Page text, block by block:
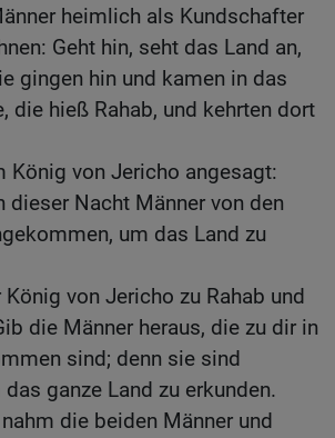
heimlich als Kundschafter
Geht hin, seht das Land an,
gingen hin und kamen in das
die hieß Rahab, und kehrten dort
König von Jericho angesagt:
dieser Nacht Männer von den
um das Land zu
König von Jericho zu Rahab und
die Männer heraus, die zu dir in
sind; denn sie sind
ganze Land zu erkunden.
die beiden Männer und